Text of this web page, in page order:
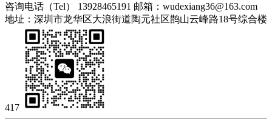
咨询电话（Tel） 13928465191 邮箱：wudexiang36@163.com
地址：深圳市龙华区大浪街道陶元社区鹊山云峰路18号综合楼
417